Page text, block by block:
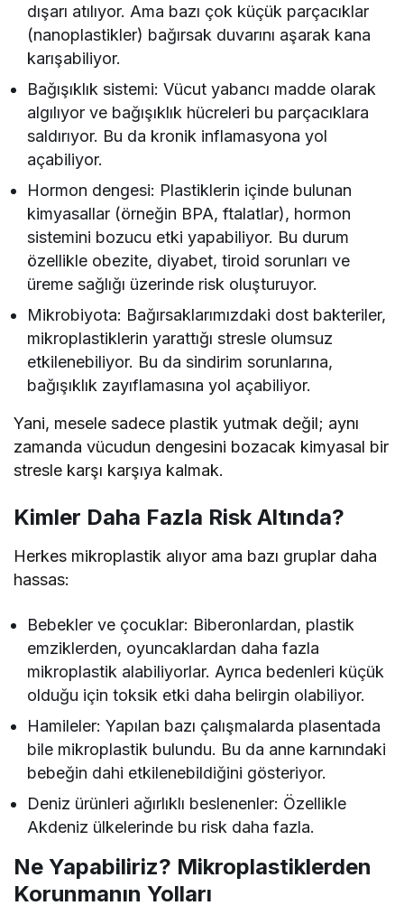
dışarı atılıyor. Ama bazı çok küçük parçacıklar
(nanoplastikler) bağırsak duvarını aşarak kana
karışabiliyor.
Bağışıklık sistemi: Vücut yabancı madde olarak
algılıyor ve bağışıklık hücreleri bu parçacıklara
saldırıyor. Bu da kronik inflamasyona yol
açabiliyor.
Hormon dengesi: Plastiklerin içinde bulunan
kimyasallar (örneğin BPA, ftalatlar), hormon
sistemini bozucu etki yapabiliyor. Bu durum
özellikle obezite, diyabet, tiroid sorunları ve
üreme sağlığı üzerinde risk oluşturuyor.
Mikrobiyota: Bağırsaklarımızdaki dost bakteriler,
mikroplastiklerin yarattığı stresle olumsuz
etkilenebiliyor. Bu da sindirim sorunlarına,
bağışıklık zayıflamasına yol açabiliyor.
Yani, mesele sadece plastik yutmak değil; aynı
zamanda vücudun dengesini bozacak kimyasal bir
stresle karşı karşıya kalmak.
Kimler Daha Fazla Risk Altında?
Herkes mikroplastik alıyor ama bazı gruplar daha
hassas:
Bebekler ve çocuklar: Biberonlardan, plastik
emziklerden, oyuncaklardan daha fazla
mikroplastik alabiliyorlar. Ayrıca bedenleri küçük
olduğu için toksik etki daha belirgin olabiliyor.
Hamileler: Yapılan bazı çalışmalarda plasentada
bile mikroplastik bulundu. Bu da anne karnındaki
bebeğin dahi etkilenebildiğini gösteriyor.
Deniz ürünleri ağırlıklı beslenenler: Özellikle
Akdeniz ülkelerinde bu risk daha fazla.
Ne Yapabiliriz? Mikroplastiklerden
Korunmanın Yolları